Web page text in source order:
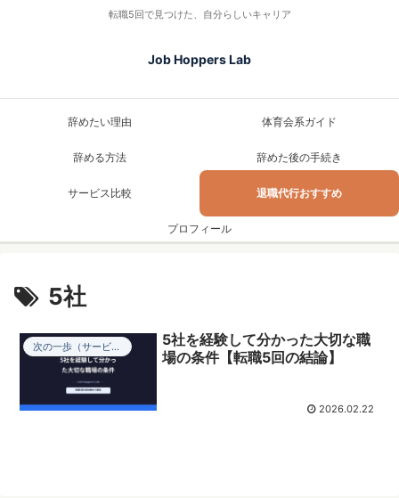
転職5回で見つけた、自分らしいキャリア
Job Hoppers Lab
辞めたい理由 体育会系ガイド
辞める方法 辞めた後の手続き
サービス比較 退職代行おすすめ
プロフィール
5社
次の一歩（サービス比較）
5社を経験して分かった大切な職
場の条件【転職5回の結論】
2026.02.22